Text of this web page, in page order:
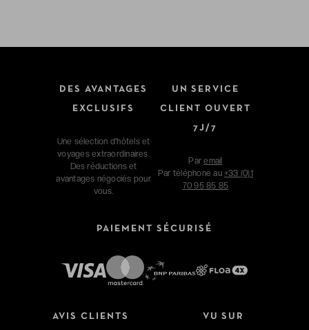
DES AVANTAGES
EXCLUSIFS
Une sélection d'hôtels et
voyages extraordinaires.
Des réductions et
avantages négociés pour
vous.
UN SERVICE
CLIENT OUVERT
7J/7
Paremail
Par téléphone au +33 (0)1
70 95 85 85
PAIEMENT SÉCURISÉ
AVIS CLIENTS VU SUR